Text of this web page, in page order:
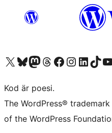
Besök vår X-konto (f.d. Twitter)
Besök vårt Bluesky-konto
Besök vårt Mastodon-konto
Besök vårt Thread-konto
Besök vår Facebook-sidaBesök vårt Instagram-konto
Besök vårt LinkedIn-konto
Besök vårtBesök
Kod är poesi.
The WordPress®
of the WordPress